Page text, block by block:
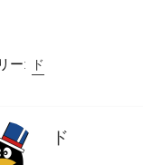
ー: ド
ド